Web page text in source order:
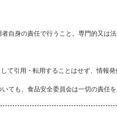
自身の責任で行うこと。専門的又は
引用・転用することはせず、情報発
ても、食品安全委員会は一切の責任